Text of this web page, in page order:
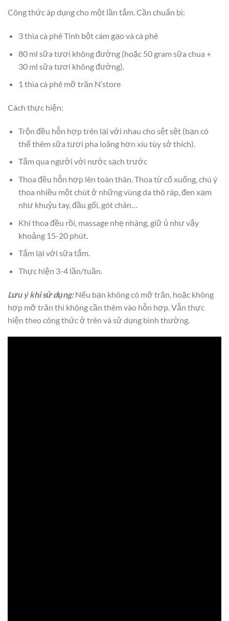
Công thức áp dụng cho một lần tắm. Cần chuẩn bị:
3 thìa cà phê Tinh bột cám gạo và cà phê
80 ml sữa tươi không đường (hoặc 50 gram sữa chua +
30 ml sữa tươi không đường).
1 thìa cà phê mỡ trăn N’store
Cách thực hiện:
Trộn đều hỗn hợp trên lại với nhau cho sệt sệt (bạn có
thể thêm sữa tươi pha loãng hơn xíu tùy sở thích).
Tắm qua người với nước sạch trước
Thoa đều hỗn hợp lên toàn thân. Thoa từ cổ xuống, chú ý
thoa nhiều một chút ở những vùng da thô ráp, đen xạm
như khuỷu tay, đầu gối, gót chân…
Khi thoa đều rồi, massage nhẹ nhàng, giữ ủ như vậy
khoảng 15-20 phút.
Tắm lại với sữa tắm.
Thực hiện 3-4 lần/tuần.
Lưu ý khi sử dụng:Nếu bạn không có mỡ trăn, hoặc không
hợp mỡ trăn thì không cần thêm vào hỗn hợp. Vẫn thực
hiện theo công thức ở trên và sử dụng bình thường.